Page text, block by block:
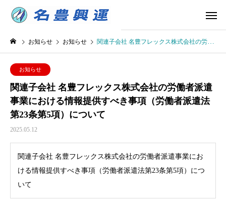
お知らせ お知らせ 関連子会社 名豊フレックス株式会社の労働者派遣事業における情報提供すべき事項（労働者派遣法第23条第5項）について
お知らせ
関連子会社 名豊フレックス株式会社の労働者派遣
事業における情報提供すべき事項（労働者派遣法
第23条第5項）について
2025.05.12
関連子会社 名豊フレックス株式会社の労働者派遣事業にお
ける情報提供すべき事項（労働者派遣法第23条第5項）につ
いて